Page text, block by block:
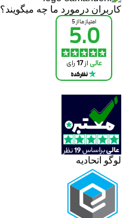
کاربران درمورد ما چه میگویند؟
لوگو اتحادیه